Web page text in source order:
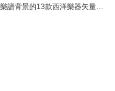
樂譜背景的13款西洋樂器矢量素材